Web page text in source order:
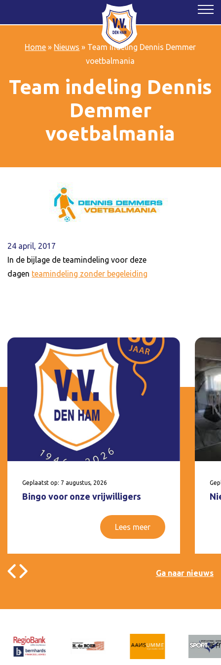
Home » Nieuws » Team indeling Dennis Demmer
voetbalmania
Team indeling Dennis
Demmer
voetbalmania
24 april, 2017
In de bijlage de teamindeling voor deze
dagen teamindeling zonder begeleiding
Geplaatst op: 7 augustus, 2026
Bingo voor onze vrijwilligers
Lees meer
Ga naar nieuws